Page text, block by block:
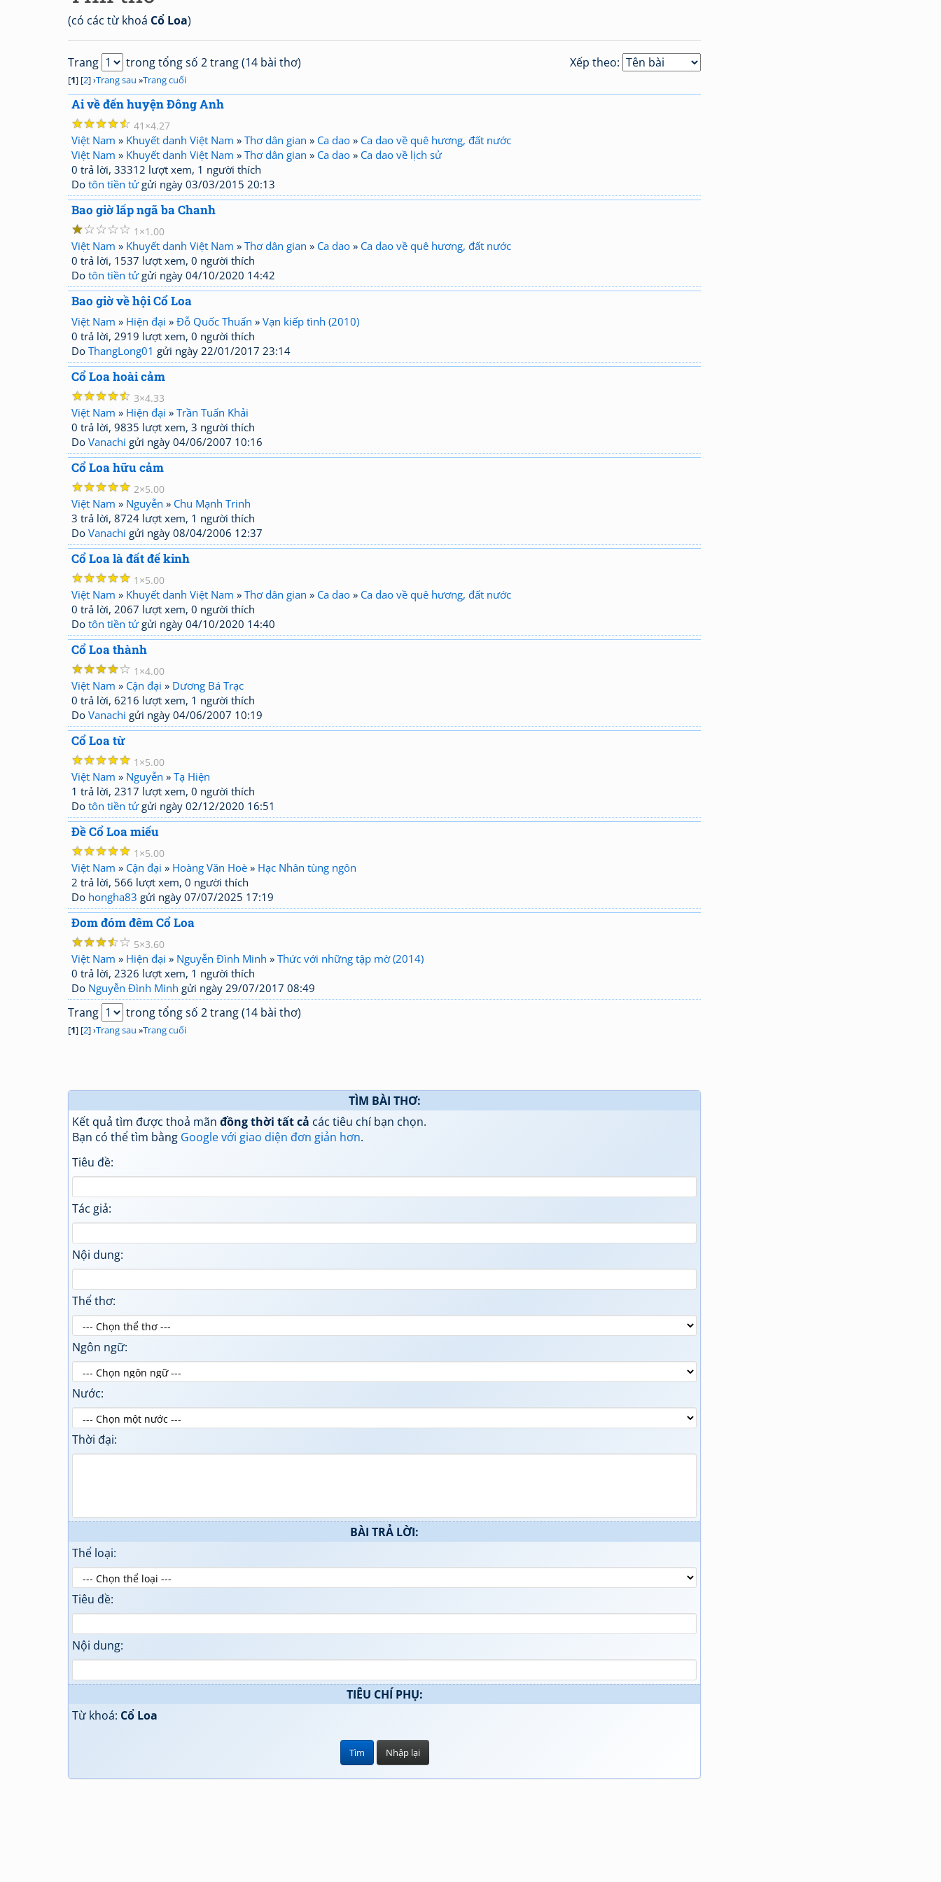
(có các từ khoá Cổ Loa)
Xếp theo:
Trang trong tổng số 2 trang (14 bài thơ)
[1] [2] ›Trang sau »Trang cuối
Ai về đến huyện Đông Anh
☆
☆
☆
☆
☆ 41 4.27
Việt Nam » Khuyết danh Việt Nam » Thơ dân gian » Ca dao » Ca dao về quê hương, đất nước
Việt Nam » Khuyết danh Việt Nam » Thơ dân gian » Ca dao » Ca dao về lịch sử
0 trả lời, 33312 lượt xem, 1 người thích
Do tôn tiền tửgửi ngày 03/03/2015 20:13
Bao giờ lấp ngã ba Chanh
☆
☆
☆
☆
☆ 1 1.00
Việt Nam » Khuyết danh Việt Nam » Thơ dân gian » Ca dao » Ca dao về quê hương, đất nước
0 trả lời, 1537 lượt xem, 0 người thích
Do tôn tiền tửgửi ngày 04/10/2020 14:42
Bao giờ về hội Cổ Loa
Việt Nam » Hiện đại » Đỗ Quốc Thuấn » Vạn kiếp tình (2010)
0 trả lời, 2919 lượt xem, 0 người thích
Do ThangLong01 gửi ngày 22/01/2017 23:14
Cổ Loa hoài cảm
☆
☆
☆
☆
☆ 3 4.33
Việt Nam » Hiện đại » Trần Tuấn Khải
0 trả lời, 9835 lượt xem, 3 người thích
Do Vanachi gửi ngày 04/06/2007 10:16
Cổ Loa hữu cảm
☆
☆
☆
☆
☆ 2 5.00
Việt Nam » Nguyễn » Chu Mạnh Trinh
3 trả lời, 8724 lượt xem, 1 người thích
Do Vanachi gửi ngày 08/04/2006 12:37
Cổ Loa là đất đế kinh
☆
☆
☆
☆
☆ 1 5.00
Việt Nam » Khuyết danh Việt Nam » Thơ dân gian » Ca dao » Ca dao về quê hương, đất nước
0 trả lời, 2067 lượt xem, 0 người thích
Do tôn tiền tửgửi ngày 04/10/2020 14:40
Cổ Loa thành
☆
☆
☆
☆
☆ 1 4.00
Việt Nam » Cận đại » Dương Bá Trạc
0 trả lời, 6216 lượt xem, 1 người thích
Do Vanachi gửi ngày 04/06/2007 10:19
Cổ Loa từ
☆
☆
☆
☆
☆ 1 5.00
Việt Nam » Nguyễn » Tạ Hiện
1 trả lời, 2317 lượt xem, 0 người thích
Do tôn tiền tửgửi ngày 02/12/2020 16:51
Đề Cổ Loa miếu
☆
☆
☆
☆
☆ 1 5.00
Việt Nam » Cận đại » Hoàng Văn Hoè » Hạc Nhân tùng ngôn
2 trả lời, 566 lượt xem, 0 người thích
Do hongha83 gửi ngày 07/07/2025 17:19
Đom đóm đêm Cổ Loa
☆
☆
☆
☆
☆ 5 3.60
Việt Nam » Hiện đại » Nguyễn Đình Minh » Thức với những tập mờ (2014)
0 trả lời, 2326 lượt xem, 1 người thích
Do Nguyễn Đình Minh gửi ngày 29/07/2017 08:49
Trang trong tổng số 2 trang (14 bài thơ)
[1] [2] ›Trang sau »Trang cuối
TÌM BÀI THƠ:
Kết quả tìm được thoả mãn đồng thời tất cả các tiêu chí bạn chọn.
Bạn có thể tìm bằng Google với giao diện đơn giản hơn.
Tiêu đề:
Tác giả:
Nội dung:
Thể thơ:
Ngôn ngữ:
Nước:
Thời đại:
BÀI TRẢ LỜI:
Thể loại:
Tiêu đề:
Nội dung:
TIÊU CHÍ PHỤ:
Từ khoá: Cổ Loa